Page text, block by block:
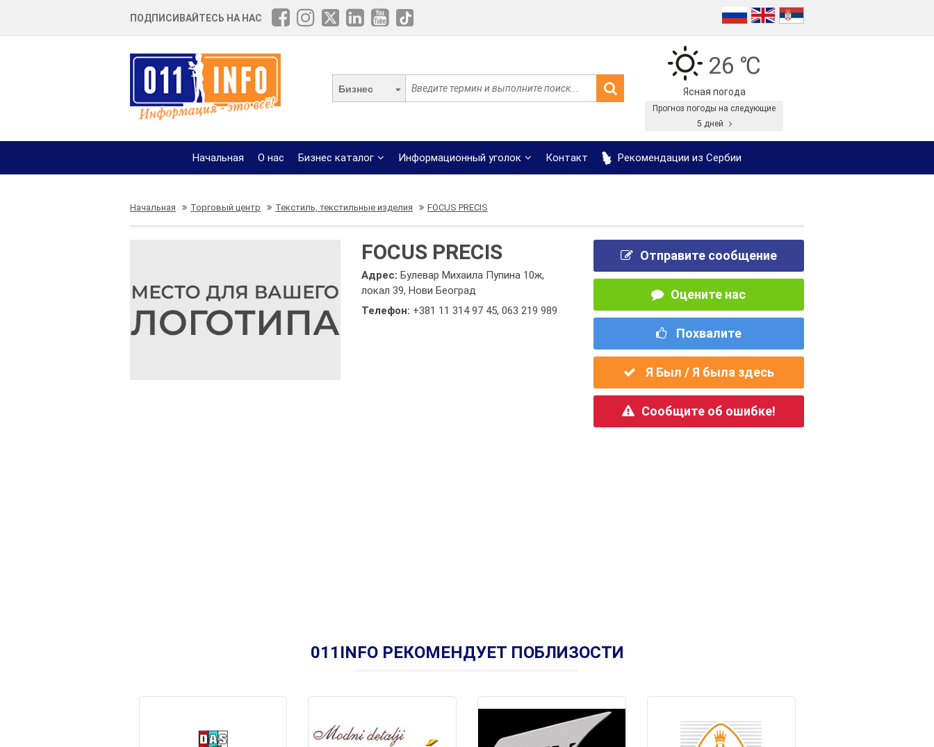
ПОДПИСИВАЙТЕСЬ НА НАС
Бизнес
26 ℃
Ясная погода
Прогноз погоды на следующие
5 дней
Начальная О нас Бизнес каталог Информационный уголок Контакт Рекомендации из Сербии
Начальная Торговый центр Текстиль, текстильные изделия FOCUS PRECIS
FOCUS PRECIS
Адрес:Булевар Михаила Пупина 10ж,
локал 39, Нови Београд
Телефон: +381 11 314 97 45,063 219 989
Отправите сообщение
Оцените нас
Похвалите
Я Был / Я была здесь
Сообщите об ошибке!
011INFO РЕКОМЕНДУЕТ ПОБЛИЗОСТИ